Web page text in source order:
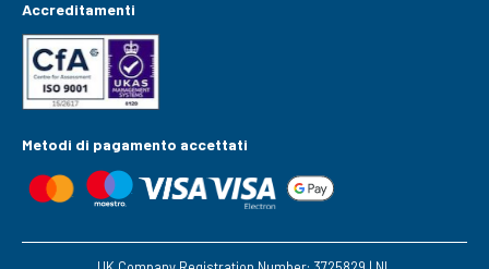
Accreditamenti
Metodi di pagamento accettati